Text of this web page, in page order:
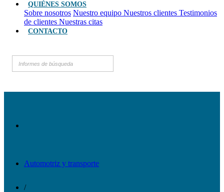
QUIÉNES SOMOS
Sobre nosotros Nuestro equipo Nuestros clientes Testimonios
de clientes Nuestras citas
CONTACTO
Automotriz y transporte
/